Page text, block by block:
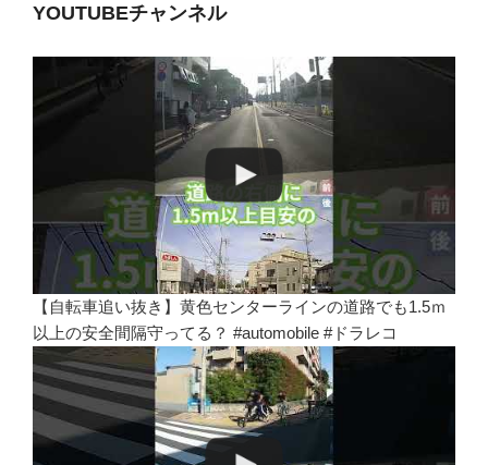
YOUTUBEチャンネル
【自転車追い抜き】黄色センターラインの道路でも1.5ｍ
以上の安全間隔守ってる？ #automobile #ドラレコ